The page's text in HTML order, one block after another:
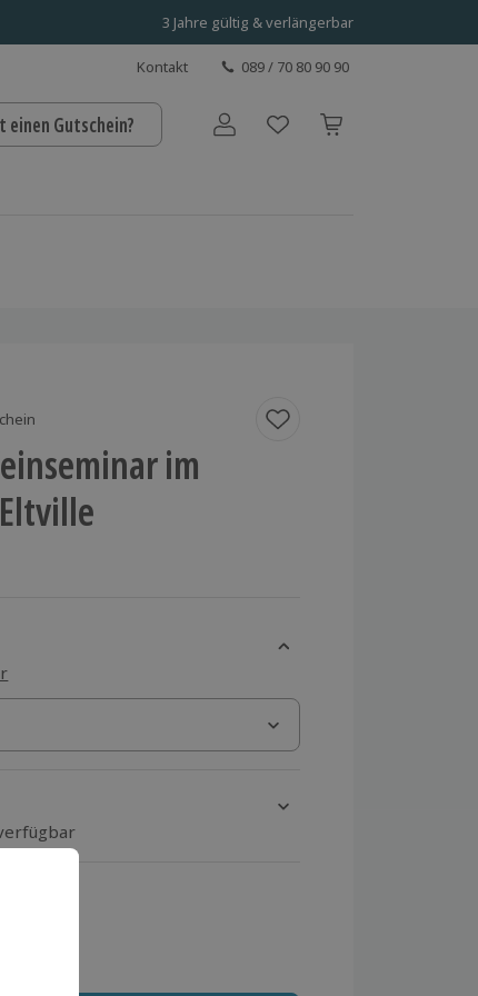
3 Jahre gültig & verlängerbar
Kontakt 089 / 70 80 90 90
einen Gutschein? Benutzerkonto
im